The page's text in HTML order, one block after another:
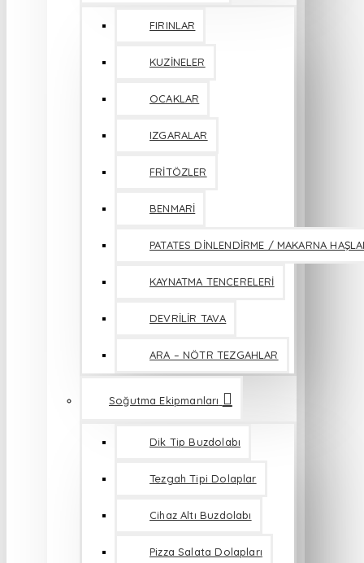
FIRINLAR
KUZİNELER
OCAKLAR
IZGARALAR
FRİTÖZLER
BENMARİ
PATATES DİNLENDİRME / MAKARNA
KAYNATMA TENCERELERİ
DEVRİLİR TAVA
ARA – NÖTR TEZGAHLAR
Soğutma Ekipmanları
Dik Tip Buzdolabı
Tezgah Tipi Dolaplar
Cihaz Altı Buzdolabı
Pizza Salata Dolapları